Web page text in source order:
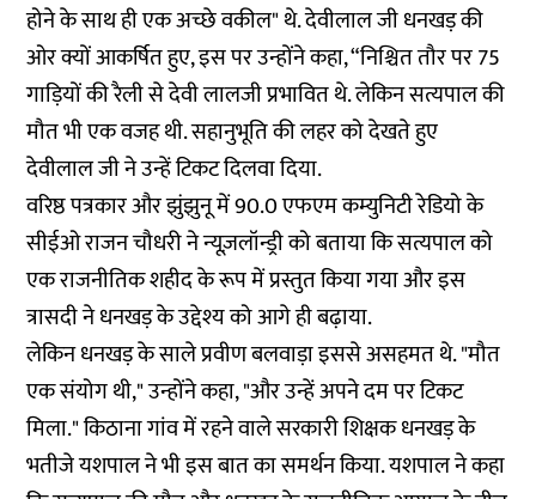
होने के साथ ही एक अच्छे वकील" थे. देवीलाल जी धनखड़ की
ओर क्यों आकर्षित हुए, इस पर उन्होंने कहा, “निश्चित तौर पर 75
गाड़ियों की रैली से देवी लालजी प्रभावित थे. लेकिन सत्यपाल की
मौत भी एक वजह थी. सहानुभूति की लहर को देखते हुए
देवीलाल जी ने उन्हें टिकट दिलवा दिया.
वरिष्ठ पत्रकार और झुंझुनू में 90.0 एफएम कम्युनिटी रेडियो के
सीईओ राजन चौधरी ने न्यूज़लॉन्ड्री को बताया कि सत्यपाल को
एक राजनीतिक शहीद के रूप में प्रस्तुत किया गया और इस
त्रासदी ने धनखड़ के उद्देश्य को आगे ही बढ़ाया.
लेकिन धनखड़ के साले प्रवीण बलवाड़ा इससे असहमत थे. "मौत
एक संयोग थी," उन्होंने कहा, "और उन्हें अपने दम पर टिकट
मिला." किठाना गांव में रहने वाले सरकारी शिक्षक धनखड़ के
भतीजे यशपाल ने भी इस बात का समर्थन किया. यशपाल ने कहा